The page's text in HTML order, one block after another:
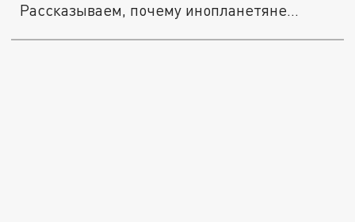
Рассказываем, почему инопланетяне...